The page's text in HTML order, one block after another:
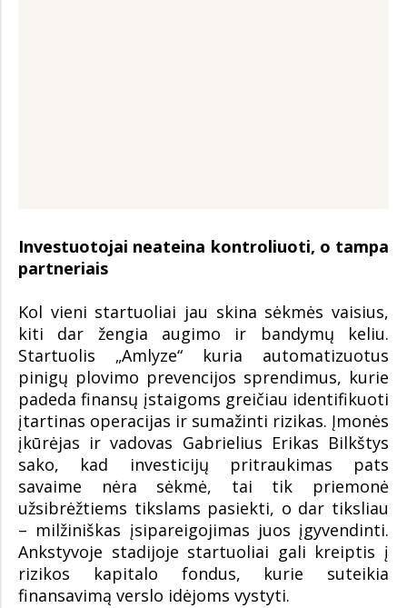
Investuotojai neateina kontroliuoti, o tampa
partneriais
Kol vieni startuoliai jau skina sėkmės vaisius,
kiti dar žengia augimo ir bandymų keliu.
Startuolis „Amlyze“ kuria automatizuotus
pinigų plovimo prevencijos sprendimus, kurie
padeda finansų įstaigoms greičiau identifikuoti
įtartinas operacijas ir sumažinti rizikas. Įmonės
įkūrėjas ir vadovas Gabrielius Erikas Bilkštys
sako, kad investicijų pritraukimas pats
savaime nėra sėkmė, tai tik priemonė
užsibrėžtiems tikslams pasiekti, o dar tiksliau
– milžiniškas įsipareigojimas juos įgyvendinti.
Ankstyvoje stadijoje startuoliai gali kreiptis į
rizikos kapitalo fondus, kurie suteikia
finansavimą verslo idėjoms vystyti.